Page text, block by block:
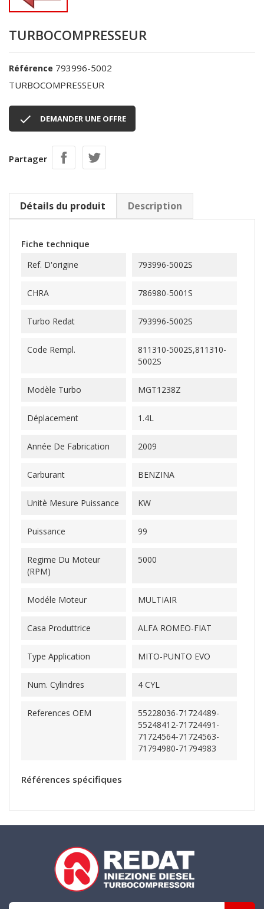
TURBOCOMPRESSEUR
Référence 793996-5002
TURBOCOMPRESSEUR
 DEMANDER UNE OFFRE
Partager
Détails du produit Description
Fiche technique
Ref. D'origine 793996-5002S
CHRA 786980-5001S
Turbo Redat 793996-5002S
Code Rempl.
811310-5002S,811310-
5002S
Modèle Turbo MGT1238Z
Déplacement 1.4L
Année De Fabrication 2009
Carburant BENZINA
Unitè Mesure Puissance KW
Puissance 99
Regime Du Moteur
(RPM)
5000
Modéle Moteur MULTIAIR
Casa Produttrice ALFA ROMEO-FIAT
Type Application MITO-PUNTO EVO
Num. Cylindres 4 CYL
References OEM
55228036-71724489-
55248412-71724491-
71724564-71724563-
71794980-71794983
Références spécifiques